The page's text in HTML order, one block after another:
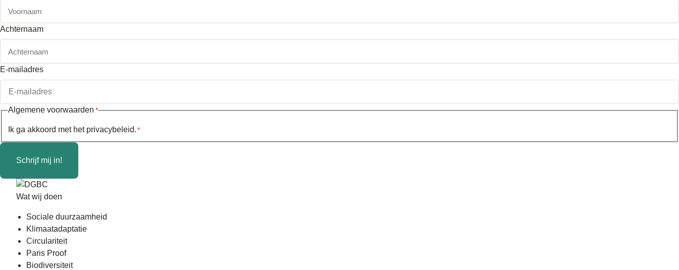
Achternaam
E-mailadres
Algemene voorwaarden *
Ik ga akkoord met het privacybeleid. *
Schrijf mij in!
Wat wij doen
Sociale duurzaamheid
Klimaatadaptatie
Circulariteit
Paris Proof
Biodiversiteit